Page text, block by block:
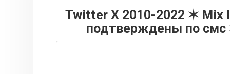
Twitter X 2010-2022 ✶ Mix
подтверждены по смс